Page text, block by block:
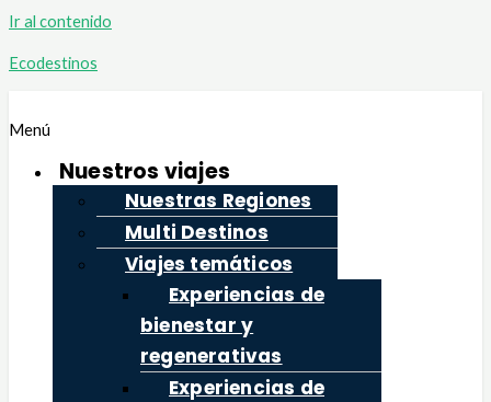
Ir al contenido
Ecodestinos
Menú
Nuestros viajes
Nuestras Regiones
Multi Destinos
Viajes temáticos
Experiencias de
bienestar y
regenerativas
Experiencias de